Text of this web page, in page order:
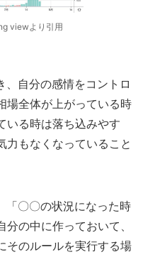
viewより引用
自分の感情をコントロ
場全体が上がっている時
いる時は落ち込みやす
力もなくなっていること
〇〇の状況になった時
の中に作っておいて、
そのルールを実行する場